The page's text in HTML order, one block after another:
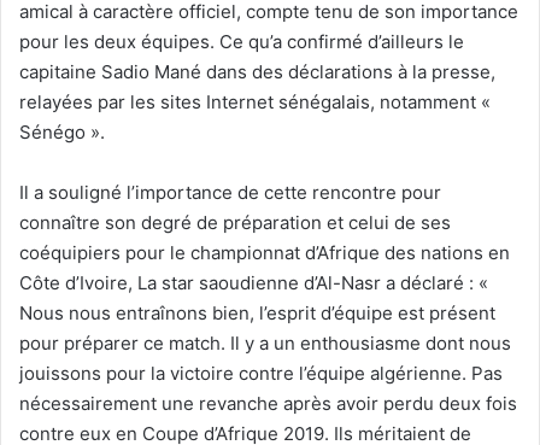
amical à caractère officiel, compte tenu de son importance
pour les deux équipes. Ce qu’a confirmé d’ailleurs le
capitaine Sadio Mané dans des déclarations à la presse,
relayées par les sites Internet sénégalais, notamment «
Sénégo ».
Il a souligné l’importance de cette rencontre pour
connaître son degré de préparation et celui de ses
coéquipiers pour le championnat d’Afrique des nations en
Côte d’Ivoire, La star saoudienne d’Al-Nasr a déclaré : «
Nous nous entraînons bien, l’esprit d’équipe est présent
pour préparer ce match. Il y a un enthousiasme dont nous
jouissons pour la victoire contre l’équipe algérienne. Pas
nécessairement une revanche après avoir perdu deux fois
contre eux en Coupe d’Afrique 2019. Ils méritaient de